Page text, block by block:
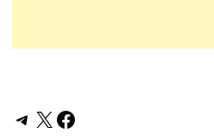
Telegram
X Facebook